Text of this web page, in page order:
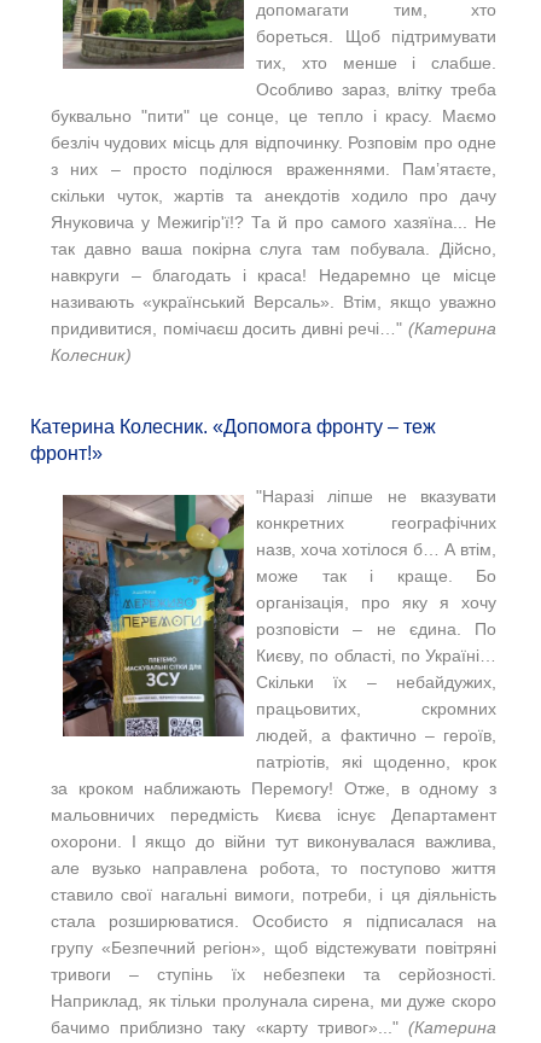
допомагати тим, хто
бореться. Щоб підтримувати
тих, хто менше і слабше.
Особливо зараз, влітку треба
буквально "пити" це сонце, це тепло і красу. Маємо
безліч чудових місць для відпочинку. Розповім про одне
з них – просто поділюся враженнями. Пам’ятаєте,
скільки чуток, жартів та анекдотів ходило про дачу
Януковича у Межигір'ї!? Та й про самого хазяїна... Не
так давно ваша покірна слуга там побувала. Дійсно,
навкруги – благодать і краса! Недаремно це місце
називають «український Версаль». Втім, якщо уважно
придивитися, помічаєш досить дивні речі…" (Катерина
Колесник)
Катерина Колесник. «Допомога фронту – теж
фронт!»
"Наразі ліпше не вказувати
конкретних географічних
назв, хоча хотілося б… А втім,
може так і краще. Бо
організація, про яку я хочу
розповісти – не єдина. По
Києву, по області, по Україні…
Скільки їх – небайдужих,
працьовитих, скромних
людей, а фактично – героїв,
патріотів, які щоденно, крок
за кроком наближають Перемогу! Отже, в одному з
мальовничих передмість Києва існує Департамент
охорони. І якщо до війни тут виконувалася важлива,
але вузько направлена робота, то поступово життя
ставило свої нагальні вимоги, потреби, і ця діяльність
стала розширюватися. Особисто я підписалася на
групу «Безпечний регіон», щоб відстежувати повітряні
тривоги – ступінь їх небезпеки та серйозності.
Наприклад, як тільки пролунала сирена, ми дуже скоро
бачимо приблизно таку «карту тривог»..." (Катерина